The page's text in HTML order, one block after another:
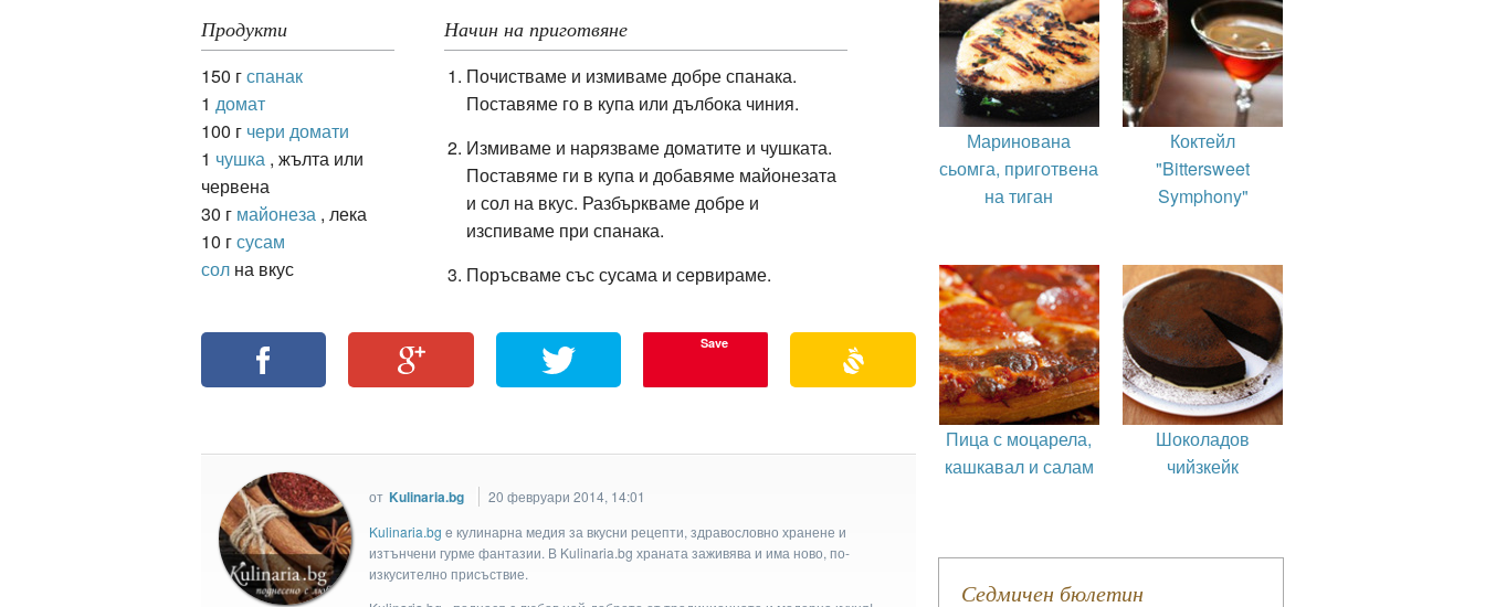
Продукти
150 гспанак
1 домат
100 г чери домати
1 чушка , жълта или
червена
30 г майонеза , лека
10 гсусам
сол на вкус
Начин на приготвяне
Почистваме и измиваме добре спанака.
Поставяме го в купа или дълбока чиния.
Измиваме и нарязваме доматите и чушката.
Поставяме ги в купа и добавяме майонезата
и сол на вкус. Разбъркваме добре и
изспиваме при спанака.
Поръсваме със сусама и сервираме.
Save
от Kulinaria.bg
20 февруари 2014, 14:01
Kulinaria.bg e кулинарна медия за вкусни рецепти, здравословно хранене и
изтънчени гурме фантазии. В Kulinaria.bg храната заживява и има ново, по-
изкусително присъствие.
Маринована
сьомга, приготвена
на тиган
Коктейл
"Bittersweet
Symphony"
Пица с моцарела,
кашкавал и салам
Шоколадов
чийзкейк
Седмичен бюлетин